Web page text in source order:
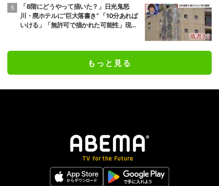
「8階にどうやって描いた？」日光鬼怒
川・廃ホテルに“巨大落書き” 「10分あれば
いける」「無許可で描かれた可能性」現役
もっと見る